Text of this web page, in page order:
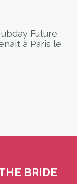
Future
à Paris le
BRIDE